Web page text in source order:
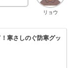
リョウ
寒さしのぐ防寒グッ